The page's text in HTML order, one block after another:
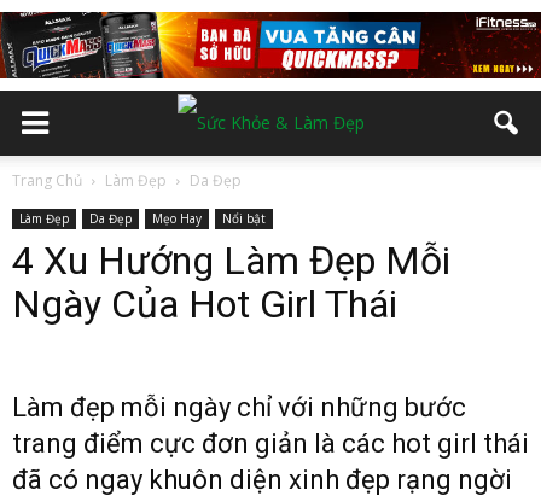
Trang Chủ Làm Đẹp Da Đẹp
Làm Đẹp Da Đẹp Mẹo Hay Nổi bật
4 Xu Hướng Làm Đẹp Mỗi
Ngày Của Hot Girl Thái
Làm đẹp mỗi ngày chỉ với những bước
trang điểm cực đơn giản là các hot girl thái
đã có ngay khuôn diện xinh đẹp rạng ngời